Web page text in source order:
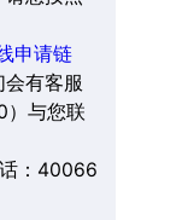
申请链
有客服
）与您联
：40066